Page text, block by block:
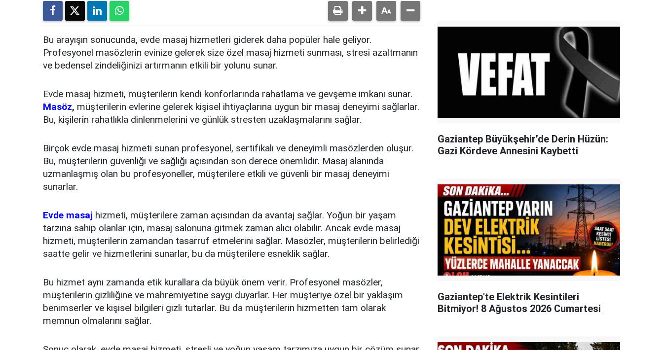
Bu arayışın sonucunda, evde masaj hizmetleri giderek daha popüler hale geliyor.
Profesyonel masözlerin evinize gelerek size özel masaj hizmeti sunması, stresi azaltmanın
ve bedensel zindeliğinizi artırmanın etkili bir yolunu sunar.
Evde masaj hizmeti, müşterilerin kendi konforlarında rahatlama ve gevşeme imkanı sunar.
Masöz, müşterilerin evlerine gelerek kişisel ihtiyaçlarına uygun bir masaj deneyimi sağlarlar.
Bu, kişilerin rahatlıkla dinlenmelerini ve günlük stresten uzaklaşmalarını sağlar.
Birçok evde masaj hizmeti sunan profesyonel, sertifikalı ve deneyimli masözlerden oluşur.
Bu, müşterilerin güvenliği ve sağlığı açısından son derece önemlidir. Masaj alanında
uzmanlaşmış olan bu profesyoneller, müşterilere etkili ve güvenli bir masaj deneyimi
sunarlar.
Evde masaj hizmeti, müşterilere zaman açısından da avantaj sağlar. Yoğun bir yaşam
tarzına sahip olanlar için, masaj salonuna gitmek zaman alıcı olabilir. Ancak evde masaj
hizmeti, müşterilerin zamandan tasarruf etmelerini sağlar. Masözler, müşterilerin belirlediği
saatte gelir ve hizmetlerini sunarlar, bu da müşterilere esneklik sağlar.
Bu hizmet aynı zamanda etik kurallara da büyük önem verir. Profesyonel masözler,
müşterilerin gizliliğine ve mahremiyetine saygı duyarlar. Her müşteriye özel bir yaklaşım
benimserler ve kişisel bilgileri gizli tutarlar. Bu da müşterilerin hizmetten tam olarak
memnun olmalarını sağlar.
Gaziantep Büyükşehir’de Derin Hüzün:
Gazi Kördeve Annesini Kaybetti
Gaziantep'te Elektrik Kesintileri
Bitmiyor! 8 Ağustos 2026 Cumartesi